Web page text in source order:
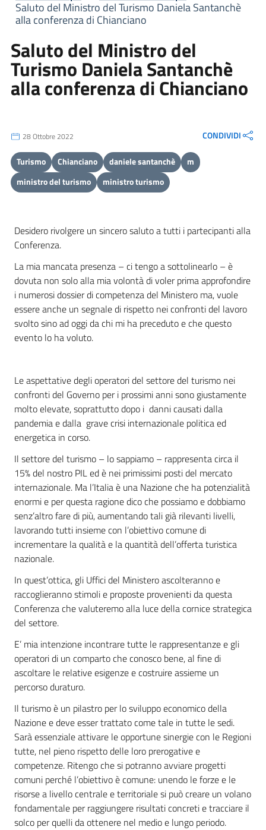
Saluto del Ministro del Turismo Daniela Santanchè
alla conferenza di Chianciano
Saluto del Ministro del
Turismo Daniela Santanchè
alla conferenza di Chianciano
28 Ottobre 2022 CONDIVIDI
Turismo Chianciano daniele santanchè
m
ministro del turismo
ministro turismo
Desidero rivolgere un sincero saluto a tutti i partecipanti alla
Conferenza.
La mia mancata presenza – ci tengo a sottolinearlo – è
dovuta non solo alla mia volontà di voler prima approfondire
i numerosi dossier di competenza del Ministero ma, vuole
essere anche un segnale di rispetto nei confronti del lavoro
svolto sino ad oggi da chi mi ha preceduto e che questo
evento lo ha voluto.
Le aspettative degli operatori del settore del turismo nei
confronti del Governo per i prossimi anni sono giustamente
molto elevate, soprattutto dopo i danni causati dalla
pandemia e dalla grave crisi internazionale politica ed
energetica in corso.
Il settore del turismo – lo sappiamo – rappresenta circa il
15% del nostro PIL ed è nei primissimi posti del mercato
internazionale. Ma l’Italia è una Nazione che ha potenzialità
enormi e per questa ragione dico che possiamo e dobbiamo
senz’altro fare di più, aumentando tali già rilevanti livelli,
lavorando tutti insieme con l’obiettivo comune di
incrementare la qualità e la quantità dell’offerta turistica
nazionale.
In quest’ottica, gli Uffici del Ministero ascolteranno e
raccoglieranno stimoli e proposte provenienti da questa
Conferenza che valuteremo alla luce della cornice strategica
del settore.
E’ mia intenzione incontrare tutte le rappresentanze e gli
operatori di un comparto che conosco bene, al fine di
ascoltare le relative esigenze e costruire assieme un
percorso duraturo.
Il turismo è un pilastro per lo sviluppo economico della
Nazione e deve esser trattato come tale in tutte le sedi.
Sarà essenziale attivare le opportune sinergie con le Regioni
tutte, nel pieno rispetto delle loro prerogative e
competenze. Ritengo che si potranno avviare progetti
comuni perché l’obiettivo è comune: unendo le forze e le
risorse a livello centrale e territoriale si può creare un volano
fondamentale per raggiungere risultati concreti e tracciare il
solco per quelli da ottenere nel medio e lungo periodo.